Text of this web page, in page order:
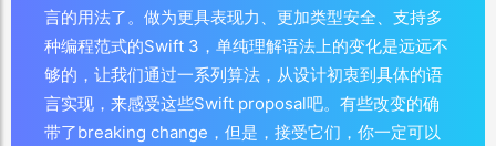
言的用法了。做为更具表现力 、 更加类型安全、 支持多
种编程范式的Swift 3，单纯理解语法上的变化是远远不
够的，让我们通过一系列算法，从设计初衷到具体的语
言实现，来感受这些Swift proposal吧。有些改变的确
带了breaking change，但是，接受它们，你一定可以